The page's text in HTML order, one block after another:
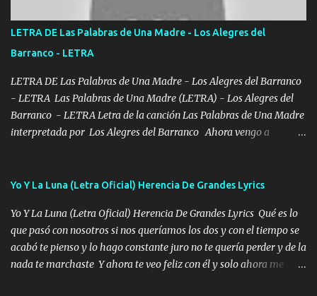
POR CLAVE ES EL CALI 4 EN LA CIUDAD TIJUANA Música Al
tirante andamos mi carnal atento a cualquier necesidad no porque
se ve limpio el camino nos confiamos al andar y nunca con la
misma piedra me vuelvo a tropezar Cuando ando de enamorado
en corto me tiró a per...
LETRA DE Las Palabras de Una Madre - Los Alegres del
Barranco - LETRA
LETRA DE Las Palabras de Una Madre - Los Alegres del Barranco
- LETRA Las Palabras de Una Madre (LETRA) - Los Alegres del
Barranco - LETRA Letra de la canción Las Palabras de Una Madre
interpretada por Los Alegres del Barranco Ahora vengo a
viento a su hijo y aunque ahora ya este con Dios el destino así lo
seguiré esperando hasta volvernos a vernos El recuerdo que yo
tengo de mi mente no se va, en mi corazón me llevo lo mismo que
tu papá, a veces me pongo triste porque no puedo mirarte, mas se
que tu me escuchas porque tu eres mi gran ángel, El desespero me
Yo Y La Luna (Letra Oficial) Herencia De Grandes Lyrics
Yo Y La Luna (Letra Oficial) Herencia De Grandes Lyrics Qué es lo
que pasó con nosotros si nos queríamos los dos y con el tiempo se
acabó te pienso y lo hago constante juro no te quería perder y de la
nada te marchaste Y ahora te veo feliz con él y solo ahora me